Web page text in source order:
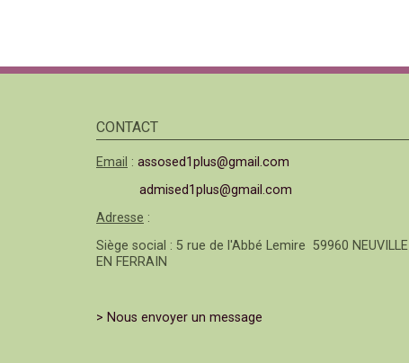
CONTACT
Email : assosed1plus@gmail.com
admised1plus@gmail.com
Adresse :
Siège social : 5 rue de l'Abbé Lemire 59960 NEUVILLE
EN FERRAIN
> Nous envoyer un message